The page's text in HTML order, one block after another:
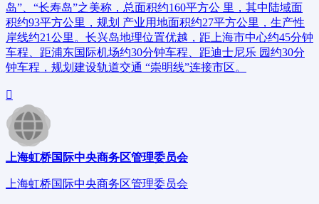
岛”、“长寿岛”之美称，总面积约160平方公 里，其中陆域面
积约93平方公里，规划 产业用地面积约27平方公里，生产性
岸线约21公里。长兴岛地理位置优越，距上海市中心约45分钟
车程、距浦东国际机场约30分钟车程、距迪士尼乐 园约30分
钟车程，规划建设轨道交通 “崇明线”连接市区。
上海虹桥国际中央商务区管理委员会
上海虹桥国际中央商务区管理委员会